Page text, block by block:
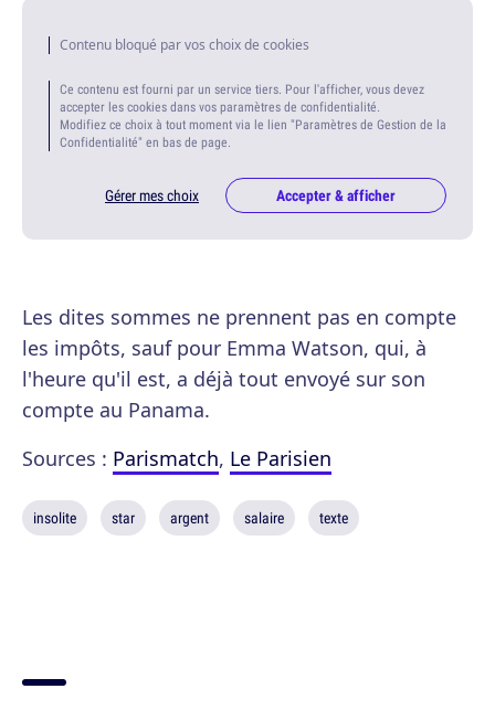
Contenu bloqué par vos choix de cookies
Ce contenu est fourni par un service tiers. Pour l'afficher, vous devez
accepter les cookies dans vos paramètres de confidentialité.
Modifiez ce choix à tout moment via le lien "Paramètres de Gestion de la
Confidentialité" en bas de page.
Gérer mes choix Accepter & afficher
Les dites sommes ne prennent pas en compte
les impôts, sauf pour Emma Watson, qui, à
l'heure qu'il est, a déjà tout envoyé sur son
compte au Panama.
Sources : Parismatch, Le Parisien
insolite star argent salaire texte